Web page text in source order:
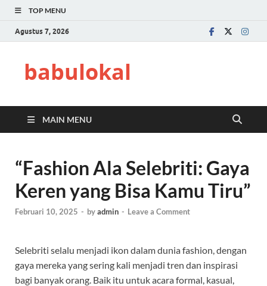
TOP MENU
Agustus 7, 2026
babulokal
MAIN MENU
“Fashion Ala Selebriti: Gaya
Keren yang Bisa Kamu Tiru”
Februari 10, 2025 - byadmin - Leave a Comment
Selebriti selalu menjadi ikon dalam dunia fashion, dengan
gaya mereka yang sering kali menjadi tren dan inspirasi
bagi banyak orang. Baik itu untuk acara formal, kasual,